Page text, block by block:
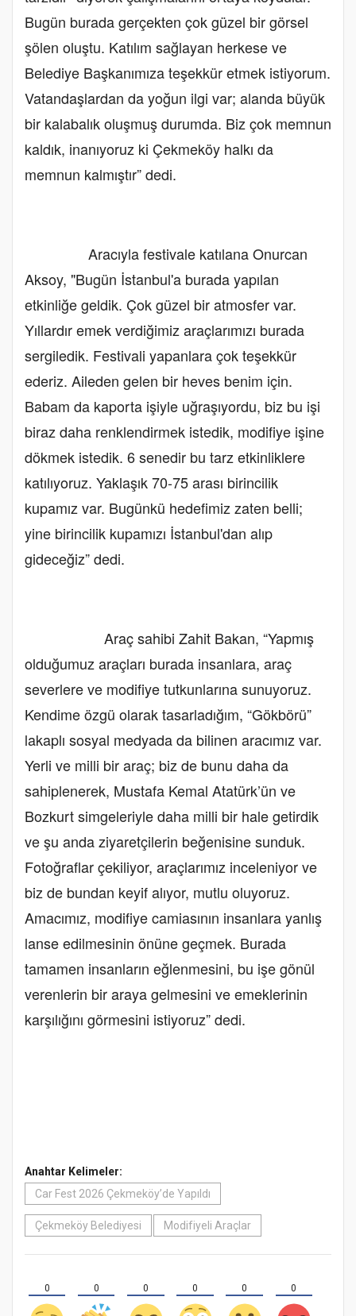
Bugün burada gerçekten çok güzel bir görsel
şölen oluştu. Katılım sağlayan herkese ve
Belediye Başkanımıza teşekkür etmek istiyorum.
Vatandaşlardan da yoğun ilgi var; alanda büyük
bir kalabalık oluşmuş durumda. Biz çok memnun
kaldık, inanıyoruz ki Çekmeköy halkı da
memnun kalmıştır” dedi.
Aracıyla festivale katılana Onurcan
Aksoy, "Bugün İstanbul'a burada yapılan
etkinliğe geldik. Çok güzel bir atmosfer var.
Yıllardır emek verdiğimiz araçlarımızı burada
sergiledik. Festivali yapanlara çok teşekkür
ederiz. Aileden gelen bir heves benim için.
Babam da kaporta işiyle uğraşıyordu, biz bu işi
biraz daha renklendirmek istedik, modifiye işine
dökmek istedik. 6 senedir bu tarz etkinliklere
katılıyoruz. Yaklaşık 70-75 arası birincilik
kupamız var. Bugünkü hedefimiz zaten belli;
yine birincilik kupamızı İstanbul'dan alıp
gideceğiz” dedi.
Araç sahibi Zahit Bakan, “Yapmış
olduğumuz araçları burada insanlara, araç
severlere ve modifiye tutkunlarına sunuyoruz.
Kendime özgü olarak tasarladığım, “Gökbörü”
lakaplı sosyal medyada da bilinen aracımız var.
Yerli ve milli bir araç; biz de bunu daha da
sahiplenerek, Mustafa Kemal Atatürk’ün ve
Bozkurt simgeleriyle daha milli bir hale getirdik
ve şu anda ziyaretçilerin beğenisine sunduk.
Fotoğraflar çekiliyor, araçlarımız inceleniyor ve
biz de bundan keyif alıyor, mutlu oluyoruz.
Amacımız, modifiye camiasının insanlara yanlış
lanse edilmesinin önüne geçmek. Burada
tamamen insanların eğlenmesini, bu işe gönül
verenlerin bir araya gelmesini ve emeklerinin
karşılığını görmesini istiyoruz” dedi.
Anahtar Kelimeler:
Car Fest 2026 Çekmeköy’de Yapıldı
Çekmeköy Belediyesi Modifiyeli Araçlar
0 0 0 0 0 0